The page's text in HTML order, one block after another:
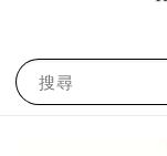
搜尋